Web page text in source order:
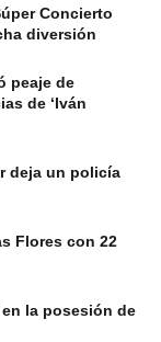
Concierto
diversión
peaje de
de ‘Iván
deja un policía
Flores con 22
la posesión de